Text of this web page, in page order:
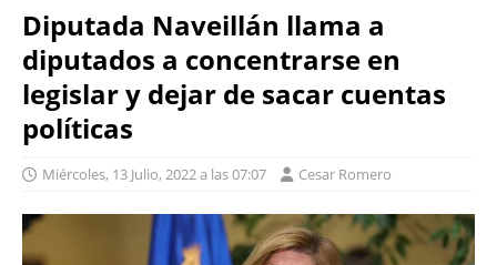
Diputada Naveillán llama a
diputados a concentrarse en
legislar y dejar de sacar cuentas
políticas
Miércoles, 13 Julio, 2022 a las 07:07 Cesar Romero